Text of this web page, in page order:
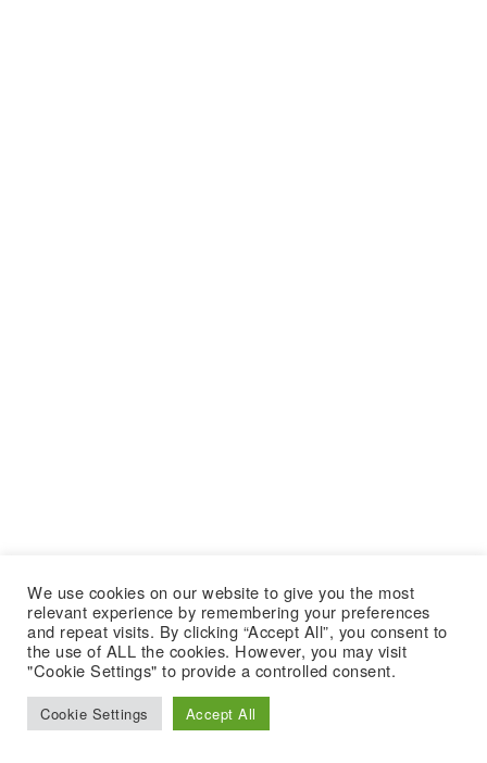
We use cookies on our website to give you the most
relevant experience by remembering your preferences
and repeat visits. By clicking “Accept All”, you consent to
the use of ALL the cookies. However, you may visit
"Cookie Settings" to provide a controlled consent.
Cookie Settings Accept All